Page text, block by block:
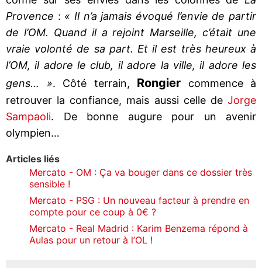
Provence : « Il n’a jamais évoqué l’envie de partir
de l’OM. Quand il a rejoint Marseille, c’était une
vraie volonté de sa part. Et il est très heureux à
l’OM, il adore le club, il adore la ville, il adore les
gens… ». Côté terrain, Rongier commence à
retrouver la confiance, mais aussi celle de Jorge
Sampaoli. De bonne augure pour un avenir
olympien…
Articles liés
Mercato - OM : Ça va bouger dans ce dossier très
sensible !
Mercato - PSG : Un nouveau facteur à prendre en
compte pour ce coup à 0€ ?
Mercato - Real Madrid : Karim Benzema répond à
Aulas pour un retour à l’OL !